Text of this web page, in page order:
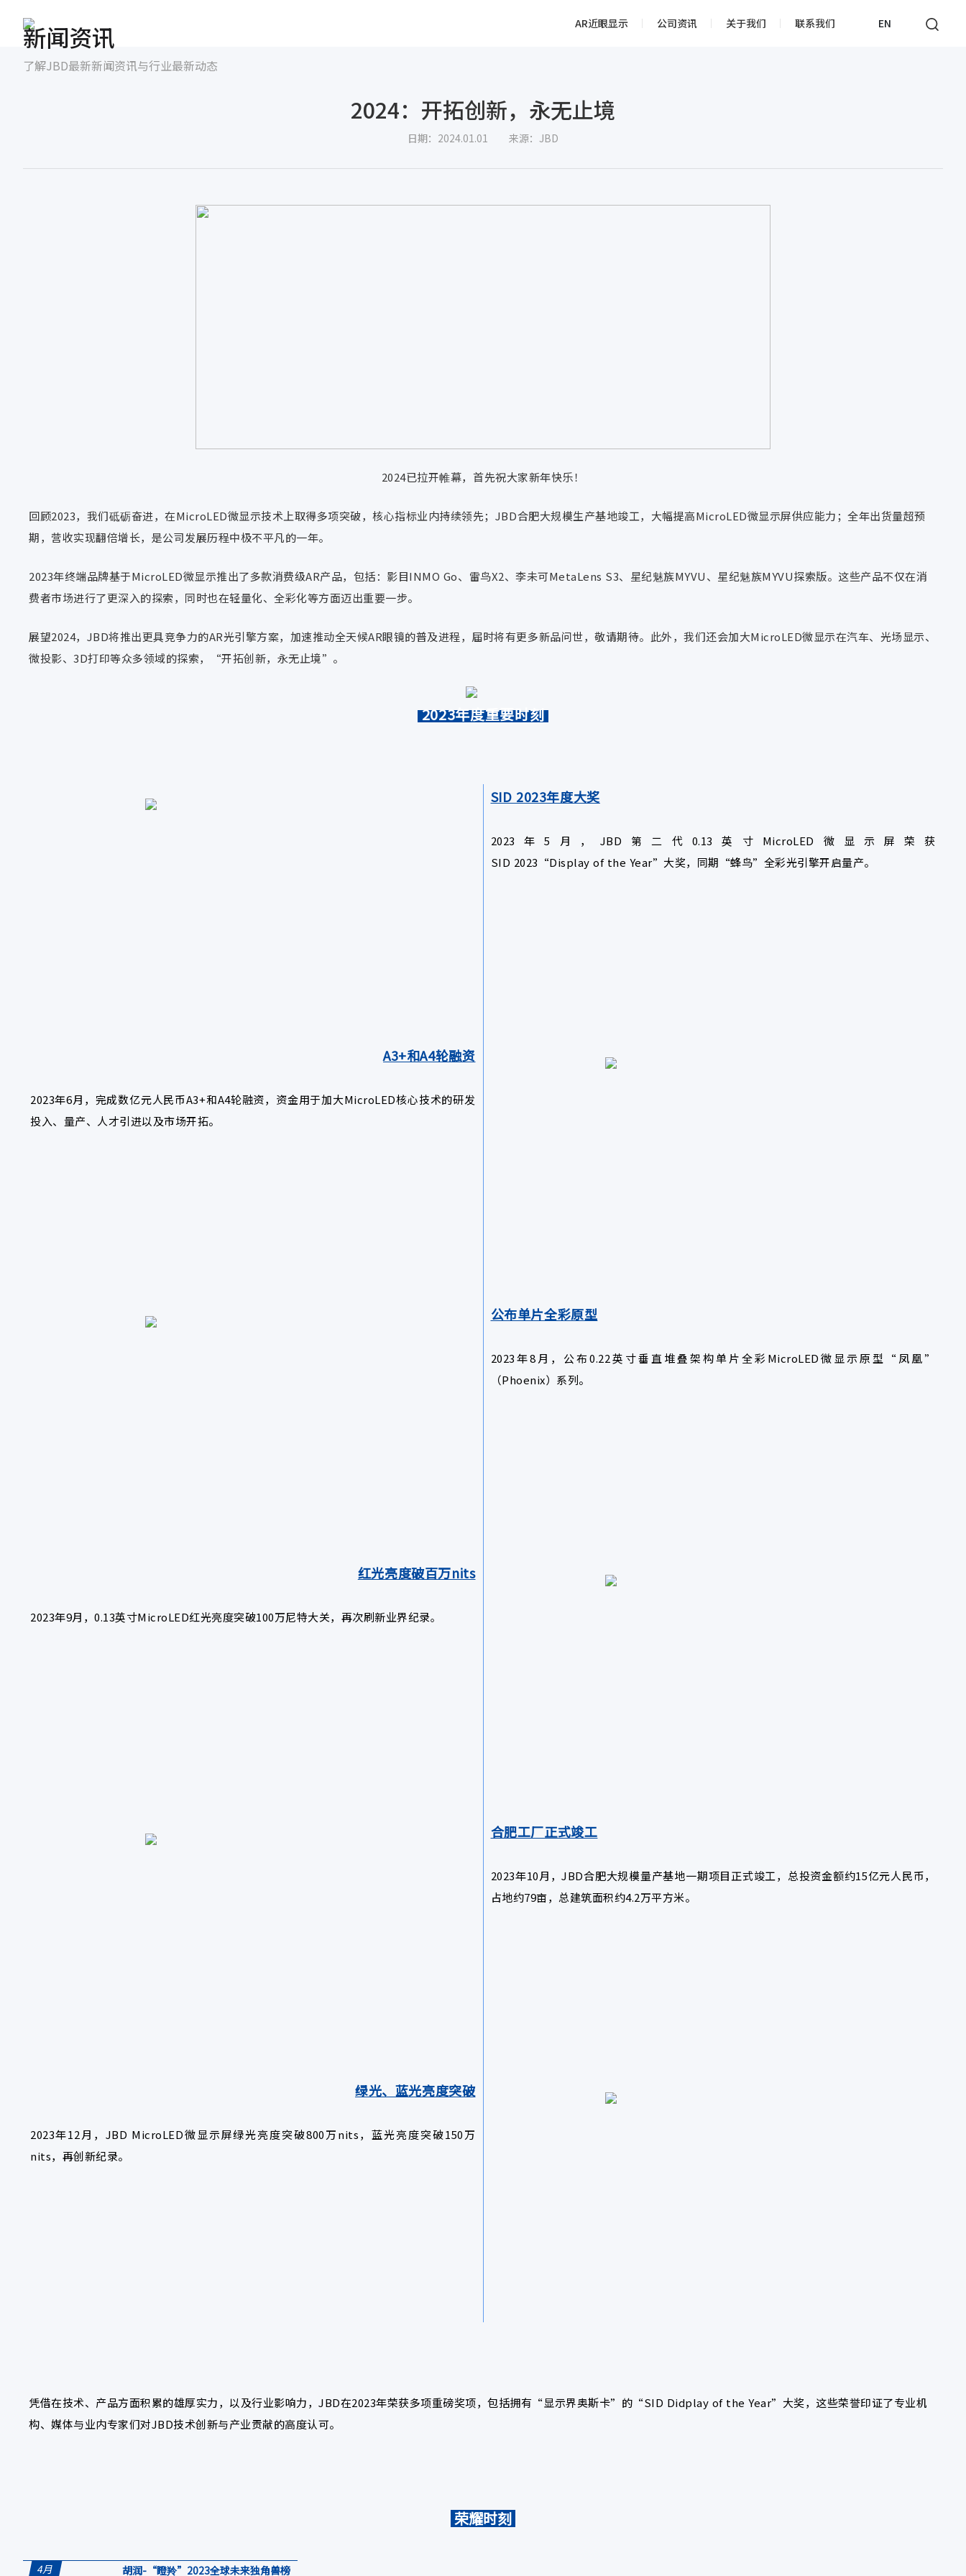
AR近眼显示 公司资讯 关于我们 联系我们 EN
新闻资讯
了解JBD最新新闻资讯与行业最新动态
2024：开拓创新，永无止境
日期：2024.01.01 来源：JBD
2024已拉开帷幕，首先祝大家新年快乐！
回顾2023，我们砥砺奋进，在MicroLED微显示技术上取得多项突破，核心指标业内持续领先；JBD合肥大规模生产基地竣工，大幅提高MicroLED微显示屏供应能力；全年出货量超预
期，营收实现翻倍增长，是公司发展历程中极不平凡的一年。
2023年终端品牌基于MicroLED微显示推出了多款消费级AR产品，包括：影目INMO Go、雷鸟X2、李未可MetaLens S3、星纪魅族MYVU、星纪魅族MYVU探索版。这些产品不仅在消
费者市场进行了更深入的探索，同时也在轻量化、全彩化等方面迈出重要一步。
展望2024，JBD将推出更具竞争力的AR光引擎方案，加速推动全天候AR眼镜的普及进程，届时将有更多新品问世，敬请期待。此外，我们还会加大MicroLED微显示在汽车、光场显示、
微投影、3D打印等众多领域的探索，“开拓创新，永无止境”。
2023年度重要时刻
SID 2023年度大奖
2023年5月，JBD第二代0.13英寸MicroLED微显示屏荣获
SID 2023“Display of the Year”大奖，同期“蜂鸟”全彩光引擎开启量产。
A3+和A4轮融资
2023年6月，完成数亿元人民币A3+和A4轮融资，资金用于加大MicroLED核心技术的研发
投入、量产、人才引进以及市场开拓。
公布单片全彩原型
2023年8月，公布0.22英寸垂直堆叠架构单片全彩MicroLED微显示原型“凤凰”
（Phoenix）系列。
红光亮度破百万nits
2023年9月，0.13英寸MicroLED红光亮度突破100万尼特大关，再次刷新业界纪录。
合肥工厂正式竣工
2023年10月，JBD合肥大规模量产基地一期项目正式竣工，总投资金额约15亿元人民币，
占地约79亩，总建筑面积约4.2万平方米。
绿光、蓝光亮度突破
2023年12月，JBD MicroLED微显示屏绿光亮度突破800万nits，蓝光亮度突破150万
nits，再创新纪录。
凭借在技术、产品方面积累的雄厚实力，以及行业影响力，JBD在2023年荣获多项重磅奖项，包括拥有“显示界奥斯卡”的“SID Didplay of the Year”大奖，这些荣誉印证了专业机
构、媒体与业内专家们对JBD技术创新与产业贡献的高度认可。
荣耀时刻
4月 胡润-“瞪羚”2023全球未来独角兽榜